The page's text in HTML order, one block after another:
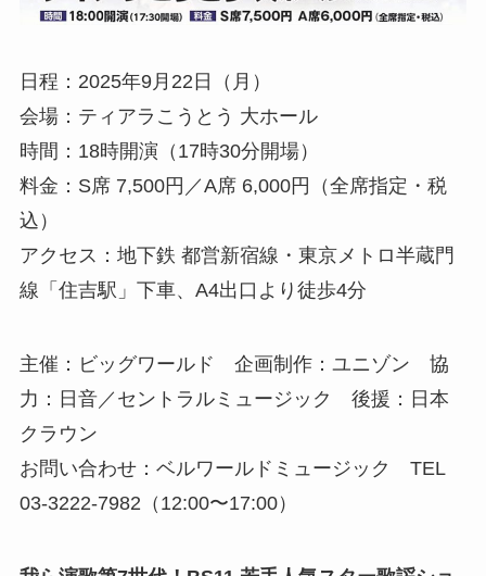
日程：2025年9月22日（月）
会場：ティアラこうとう 大ホール
時間：18時開演（17時30分開場）
料金：S席 7,500円／A席 6,000円（全席指定・税
込）
アクセス：地下鉄 都営新宿線・東京メトロ半蔵門
線「住吉駅」下車、A4出口より徒歩4分
主催：ビッグワールド 企画制作：ユニゾン 協
力：日音／セントラルミュージック 後援：日本
クラウン
お問い合わせ：ベルワールドミュージック TEL
03-3222-7982（12:00〜17:00）